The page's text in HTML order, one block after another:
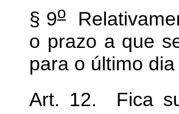
§ 9o
o prazo a que
para o último
Art. 12. Fica